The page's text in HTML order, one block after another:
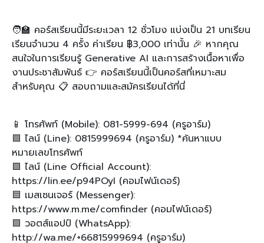
🧑‍🏫 คอร์สเรียนนี้มีระยะเวลา 12 ชั่วโมง แบ่งเป็น 21 บทเรียน
เรียนจำนวน 4 ครั้ง ค่าเรียน ฿3,000 เท่านั้น 🎉 หากคุณ
สนใจในการเรียนรู้ Generative AI และการสร้างเนื้อหาเพื่อ
งานประชาสัมพันธ์ 👉 คอร์สเรียนนี้เป็นคอร์สที่เหมาะสม
สำหรับคุณ 📋 สอบถามและสมัครเรียนได้ที่นี่
📱 โทรศัพท์ (Mobile): 081-5999-694 (ครูอาร์ม)
🟩 ไลน์ (Line): 0815999694 (ครูอาร์ม) *ค้นหาแบบ
หมายเลขโทรศัพท์
🟩 ไลน์ (Line Official Account):
https://lin.ee/p94POyI (คอมไฟน์เดอร์)
🟦 เมสเซนเจอร์ (Messenger):
https://www.m.me/comfinder (คอมไฟน์เดอร์)
🟩 วอตส์แอปป์ (WhatsApp):
http://wa.me/+66815999694 (ครูอาร์ม)